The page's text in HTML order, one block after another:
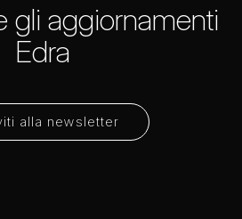
alla newsletter
gli aggiornamenti
Edra